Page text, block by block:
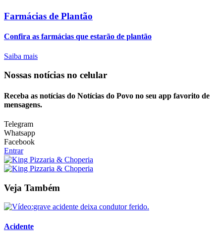
Farmácias de Plantão
Confira as farmácias que estarão de plantão
Saiba mais
Nossas notícias no celular
Receba as notícias do Notícias do Povo no seu app favorito de
mensagens.
Telegram
Whatsapp
Facebook
Entrar
Veja Também
Acidente